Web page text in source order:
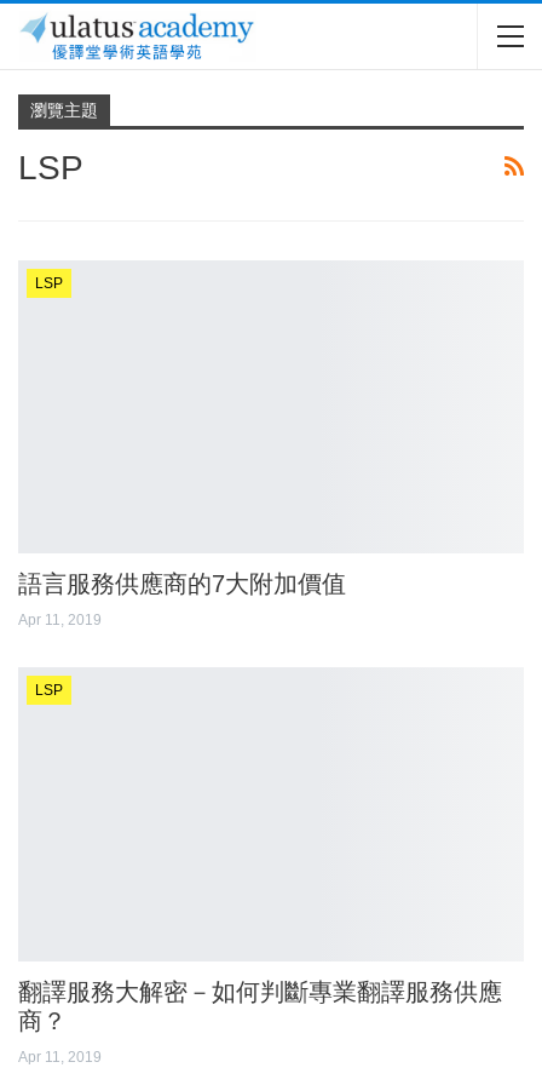
瀏覽主題
LSP
LSP
語言服務供應商的7大附加價值
Apr 11, 2019
LSP
翻譯服務大解密－如何判斷專業翻譯服務供應
商？
Apr 11, 2019